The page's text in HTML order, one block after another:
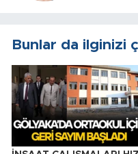
Bunlar da ilginizi